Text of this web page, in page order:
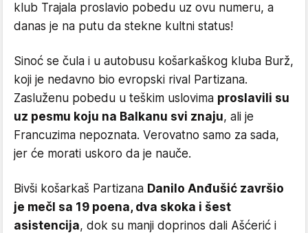
klub Trajala proslavio pobedu uz ovu numeru, a
danas je na putu da stekne kultni status!
Sinoć se čula i u autobusu košarkaškog kluba Burž,
koji je nedavno bio evropski rival Partizana.
Zasluženu pobedu u teškim uslovima proslavili su
uz pesmu koju na Balkanu svi znaju, ali je
Francuzima nepoznata. Verovatno samo za sada,
jer će morati uskoro da je nauče.
Bivši košarkaš Partizana Danilo Anđušić završio
je mečl sa 19 poena, dva skoka i šest
asistencija, dok su manji doprinos dali Ašćerić i